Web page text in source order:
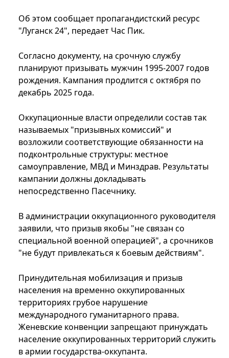
Об этом сообщает пропагандистский ресурс
"Луганск 24", передает Час Пик.
Согласно документу, на срочную службу
планируют призывать мужчин 1995-2007 годов
рождения. Кампания продлится с октября по
декабрь 2025 года.
Оккупационные власти определили состав так
называемых "призывных комиссий" и
возложили соответствующие обязанности на
подконтрольные структуры: местное
самоуправление, МВД и Минздрав. Результаты
кампании должны докладывать
непосредственно Пасечнику.
В администрации оккупационного руководителя
заявили, что призыв якобы "не связан со
специальной военной операцией", а срочников
"не будут привлекаться к боевым действиям".
Принудительная мобилизация и призыв
населения на временно оккупированных
территориях грубое нарушение
международного гуманитарного права.
Женевские конвенции запрещают принуждать
население оккупированных территорий служить
в армии государства-оккупанта.